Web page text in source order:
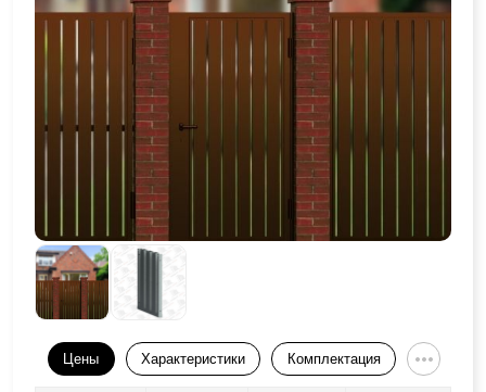
Цены Характеристики Комплектация